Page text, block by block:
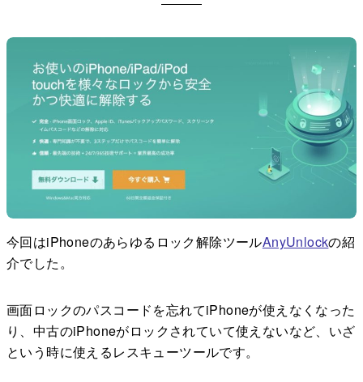
今回はiPhoneのあらゆるロック解除ツールAnyUnlockの紹
介でした。
画面ロックのパスコードを忘れてiPhoneが使えなくなった
り、中古のiPhoneがロックされていて使えないなど、いざ
という時に使えるレスキューツールです。